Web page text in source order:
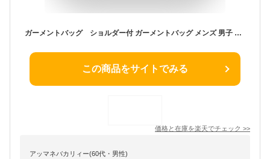
ガーメントバッグ ショルダー付 ガーメントバッグ メンズ 男子 ハンガーケース ガーメントバック レディース 女性用 メンズ ガーメントバッグ ガーメントバック 女子 ショルダーバッグ スーツバッグ スーツバック
この商品をサイトでみる
価格と在庫を楽天でチェック >>
アッマネバカリィー(60代・男性)